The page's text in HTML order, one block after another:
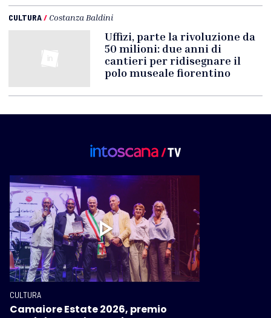
CULTURA/ Costanza Baldini
Uffizi, parte la rivoluzione da
50 milioni: due anni di
cantieri per ridisegnare il
polo museale fiorentino
CULTURA
Camaiore Estate 2026, premio